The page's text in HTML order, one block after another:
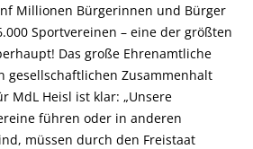
Millionen Bürgerinnen und Bürger
Sportvereinen – eine der größten
Das große Ehrenamtliche
gesellschaftlichen Zusammenhalt
MdL Heisl ist klar: „Unsere
führen oder in anderen
müssen durch den Freistaat